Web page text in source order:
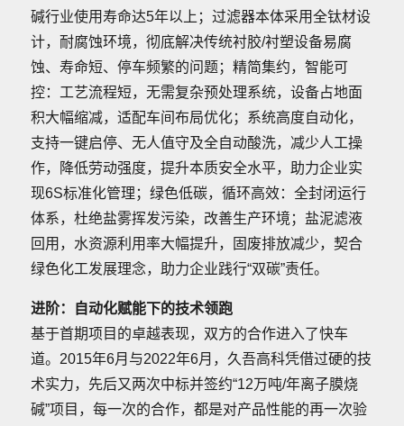
碱行业使用寿命达5年以上；过滤器本体采用全钛材设
计，耐腐蚀环境，彻底解决传统衬胶/衬塑设备易腐
蚀、寿命短、停车频繁的问题；精简集约，智能可
控：工艺流程短，无需复杂预处理系统，设备占地面
积大幅缩减，适配车间布局优化；系统高度自动化，
支持一键启停、无人值守及全自动酸洗，减少人工操
作，降低劳动强度，提升本质安全水平，助力企业实
现6S标准化管理；绿色低碳，循环高效：全封闭运行
体系，杜绝盐雾挥发污染，改善生产环境；盐泥滤液
回用，水资源利用率大幅提升，固废排放减少，契合
绿色化工发展理念，助力企业践行“双碳”责任。
进阶：自动化赋能下的技术领跑
基于首期项目的卓越表现，双方的合作进入了快车
道。2015年6月与2022年6月，久吾高科凭借过硬的技
术实力，先后又两次中标并签约“12万吨/年离子膜烧
碱”项目，每一次的合作，都是对产品性能的再一次验